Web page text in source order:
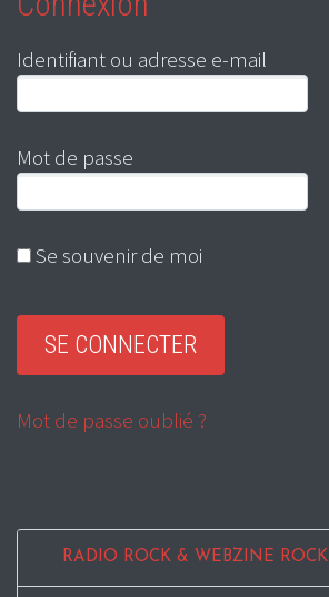
Identifiant ou adresse e-mail
Mot de passe
Se souvenir de moi
Mot de passe oublié ?
RADIO ROCK & WEBZINE ROCK